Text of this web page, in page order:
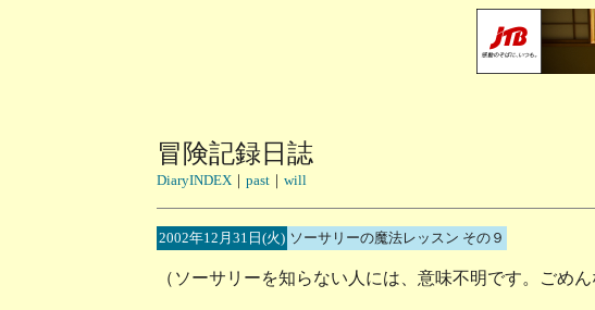
冒険記録日誌
DiaryINDEX ｜ past ｜ will
2002年12月31日(火) ソーサリーの魔法レッスン その９
（ソーサリーを知らない人には、意味不明です。ごめん